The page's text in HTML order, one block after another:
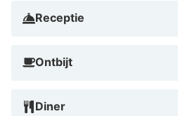
Receptie
Ontbijt
Diner